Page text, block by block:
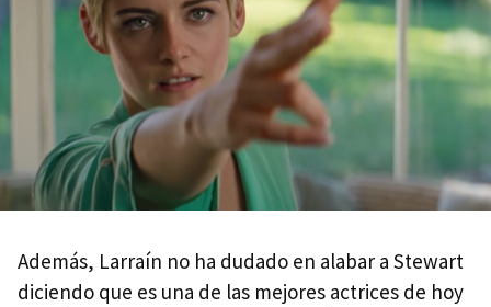
Además, Larraín no ha dudado en alabar a Stewart
diciendo que es una de las mejores actrices de hoy